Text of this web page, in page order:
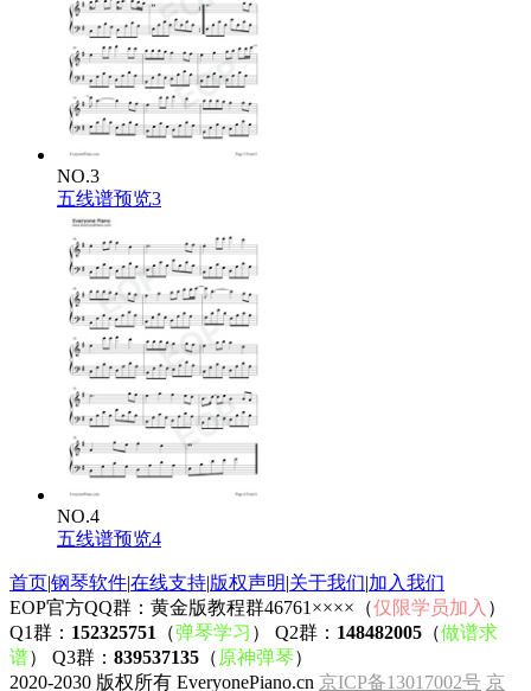
NO.3
五线谱预览3
NO.4
五线谱预览4
首页|钢琴软件|在线支持|版权声明|关于我们|加入我们
EOP官方QQ群：黄金版教程群46761××××（仅限学员加入 ）
Q1群： 152325751 （弹琴学习 ） Q2群： 148482005 （做谱求
谱） Q3群： 839537135 （ 原神弹琴）
2020-2030 版权所有 EveryonePiano.cn 京ICP备13017002号 京